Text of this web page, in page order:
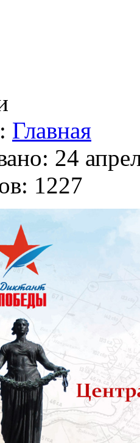
Главная
24
1227